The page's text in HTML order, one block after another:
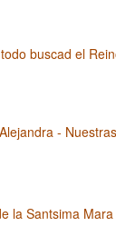
buscad el
-
la Santsima Mara